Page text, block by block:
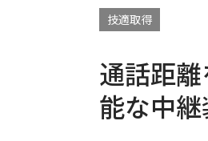
技適取得
通話距
能な中継